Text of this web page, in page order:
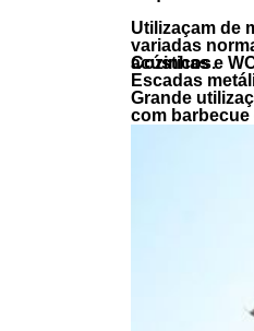
Utilizaçam de
variadas
acústicos.
Cozinhas e
Escadas
Grande
com